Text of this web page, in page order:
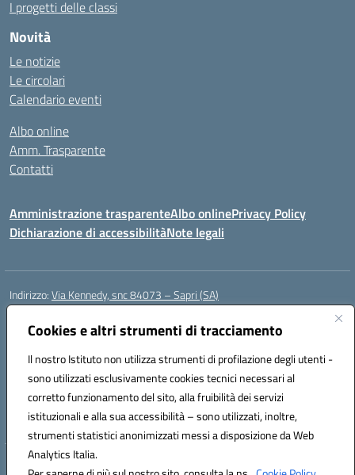
Cookies e altri strumenti di tracciamento
Il nostro Istituto non utilizza strumenti di profilazione degli utenti -
sono utilizzati esclusivamente cookies tecnici necessari al
corretto funzionamento del sito, alla fruibilità dei servizi
istituzionali e alla sua accessibilità – sono utilizzati, inoltre,
strumenti statistici anonimizzati messi a disposizione da Web
Analytics Italia.
I progetti delle classi
Novità
Le notizie
Le circolari
Calendario eventi
Albo online
Amm. Trasparente
Contatti
Amministrazione trasparenteAlbo onlinePrivacy Policy
Dichiarazione di accessibilitàNote legali
Indirizzo:Via Kennedy, snc 84073 – Sapri (SA)
Centralino:
Posta elettronica certificata (PEC):saic878008@pec.istruzione.it
Codice fiscale: 84002700650
Codice meccanografico:SAIC878008
Codice Indice delle Pubbliche Amministrazioni (IPA): istsc_saic878008
Codice unico di fatturazione (CUF): UFYPHY
Hosting & Powered by 3D Solution S.r.l.